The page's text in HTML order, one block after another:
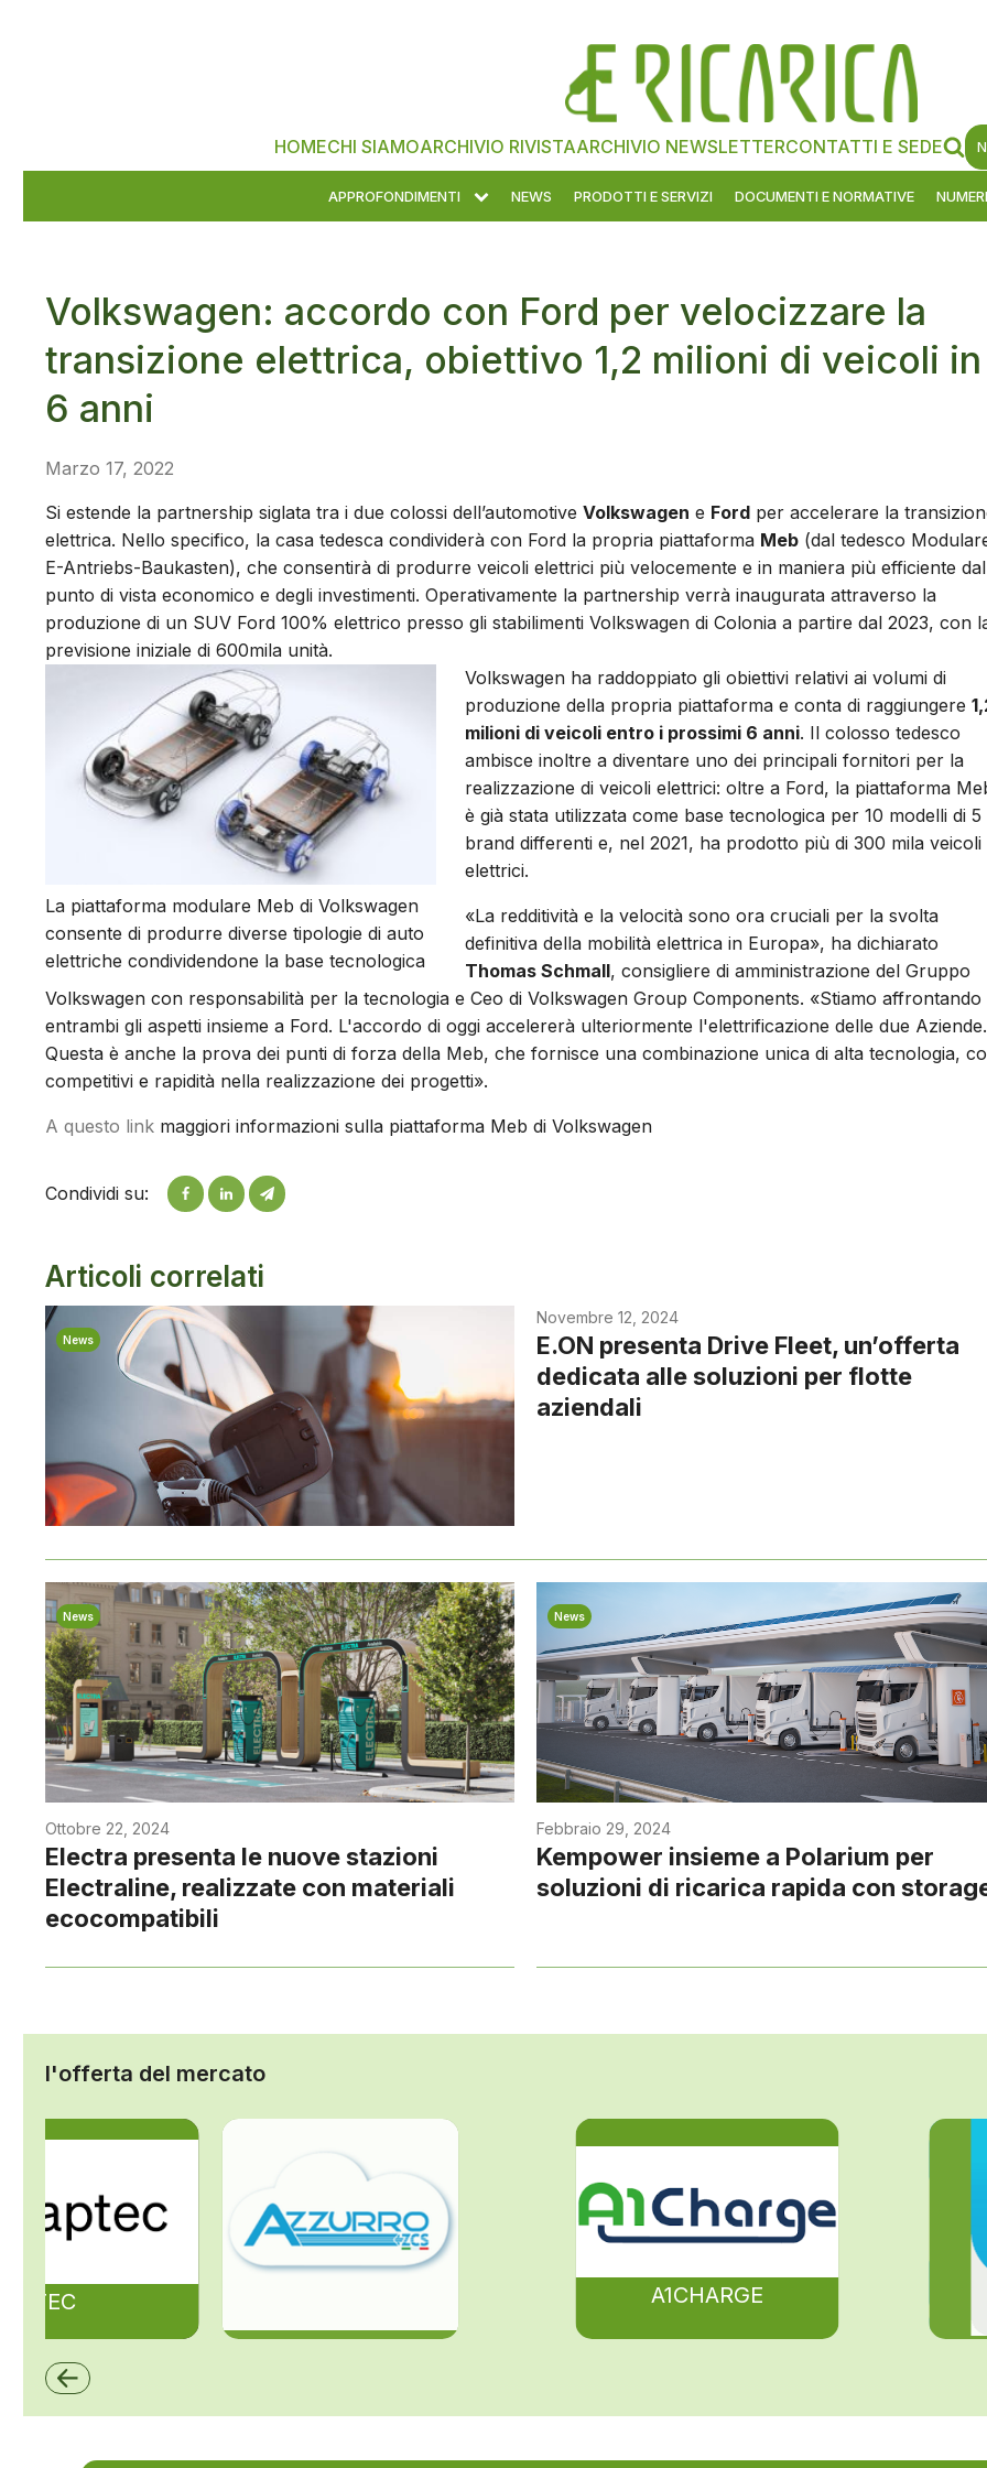
HOMECHI SIAMOARCHIVIO RIVISTAARCHIVIO NEWSLETTERCONTATTI E SEDE
APPROFONDIMENTI NEWS PRODOTTI E SERVIZI DOCUMENTI E NORMATIVE
Volkswagen: accordo con Ford per velocizzare la
transizione elettrica, obiettivo 1,2 milioni di veicoli in
6 anni
Marzo 17, 2022
Si estende la partnership siglata tra i due colossi dell’automotive Volkswagen e Ford per accelerare la
elettrica. Nello specifico, la casa tedesca condividerà con Ford la propria piattaforma Meb (dal tedesco
E-Antriebs-Baukasten), che consentirà di produrre veicoli elettrici più velocemente e in maniera più efficiente dal
punto di vista economico e degli investimenti. Operativamente la partnership verrà inaugurata attraverso la
produzione di un SUV Ford 100% elettrico presso gli stabilimenti Volkswagen di Colonia a partire dal 2023, con
previsione iniziale di 600mila unità.
La piattaforma modulare Meb di Volkswagen
consente di produrre diverse tipologie di auto
elettriche condividendone la base tecnologica
Volkswagen ha raddoppiato gli obiettivi relativi ai volumi di
produzione della propria piattaforma e conta di raggiungere
milioni di veicoli entro i prossimi 6 anni. Il colosso tedesco
ambisce inoltre a diventare uno dei principali fornitori per la
realizzazione di veicoli elettrici: oltre a Ford, la piattaforma
è già stata utilizzata come base tecnologica per 10 modelli di 5
brand differenti e, nel 2021, ha prodotto più di 300 mila veicoli
elettrici.
«La redditività e la velocità sono ora cruciali per la svolta
definitiva della mobilità elettrica in Europa», ha dichiarato
Thomas Schmall, consigliere di amministrazione del Gruppo
Volkswagen con responsabilità per la tecnologia e Ceo di Volkswagen Group Components. «Stiamo affrontando
entrambi gli aspetti insieme a Ford. L'accordo di oggi accelererà ulteriormente l'elettrificazione delle due Aziende.
Questa è anche la prova dei punti di forza della Meb, che fornisce una combinazione unica di alta tecnologia,
competitivi e rapidità nella realizzazione dei progetti».
A questo link maggiori informazioni sulla piattaforma Meb di Volkswagen
Condividi su:
Articoli correlati
News
Novembre 12, 2024
E.ON presenta Drive Fleet, un’offerta
dedicata alle soluzioni per flotte
aziendali
News
Ottobre 22, 2024
Electra presenta le nuove stazioni
Electraline, realizzate con materiali
ecocompatibili
News
Febbraio 29, 2024
Kempower insieme a Polarium per
soluzioni di ricarica rapida con
l'offerta del mercato
A1CHARGE
ZCS Azzurro